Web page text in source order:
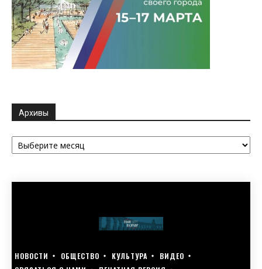
Архивы
Архивы
НОВОСТИ ОБЩЕСТВО КУЛЬТУРА
ВИДЕО